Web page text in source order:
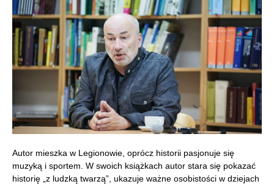
Autor mieszka w Legionowie, oprócz historii pasjonuje się
muzyką i sportem. W swoich książkach autor stara się pokazać
historię „z ludzką twarzą”, ukazuje ważne osobistości w dziejach